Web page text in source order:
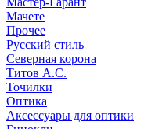
Мачете
Прочее
Русский стиль
Северная корона
Титов А.С.
Точилки
Оптика
Аксессуары для оптики